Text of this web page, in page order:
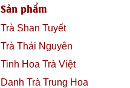
Sản phẩm
Trà Shan Tuyết
Trà Thái Nguyên
Tinh Hoa Trà Việt
Danh Trà Trung Hoa